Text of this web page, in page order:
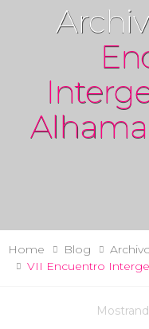
Home Blog
VII Encuentro